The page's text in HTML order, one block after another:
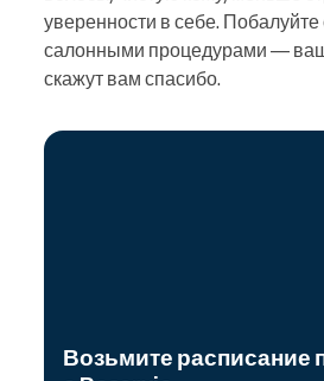
уверенности в себе.
салонными процедурами —
скажут вам спасибо.
Возьмите расписание